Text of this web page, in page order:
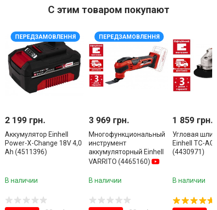
С этим товаром покупают
ПЕРЕДЗАМОВЛЕННЯ
2 199 грн.
Аккумулятор Einhell
Power-X-Change 18V 4,0
Ah (4511396)
В наличии
ПЕРЕДЗАМОВЛЕННЯ
3 969 грн.
Многофункциональный
инструмент
аккумуляторный Einhell
VARRITO (4465160)
В наличии
1 859 грн.
Угловая
Einhell TC-
(4430971)
В наличии